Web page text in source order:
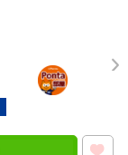
ポンタ
部屋